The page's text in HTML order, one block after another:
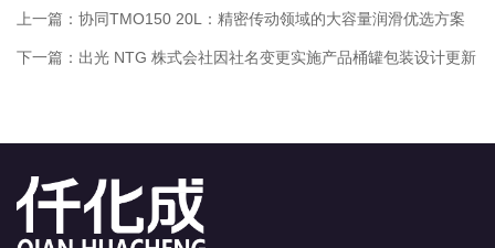
上一篇： 协同TMO150 20L：精密传动领域的大容量润滑优选方案
下一篇： 出光 NTG 株式会社因社名变更实施产品桶罐包装设计更新